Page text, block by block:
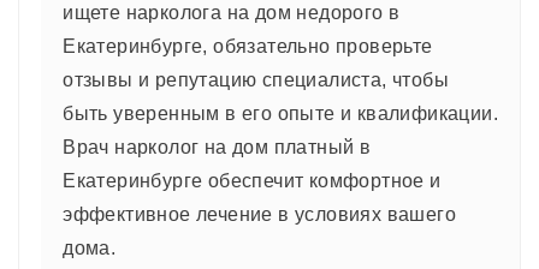
ищете нарколога на дом недорого в
Екатеринбурге, обязательно проверьте
отзывы и репутацию специалиста, чтобы
быть уверенным в его опыте и квалификации.
Врач нарколог на дом платный в
Екатеринбурге обеспечит комфортное и
эффективное лечение в условиях вашего
дома.